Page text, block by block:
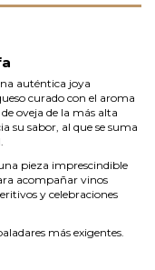
auténtica joya
curado con el aroma
oveja de la más alta
su sabor, al que se suma
pieza imprescindible
acompañar vinos
y celebraciones
más exigentes.